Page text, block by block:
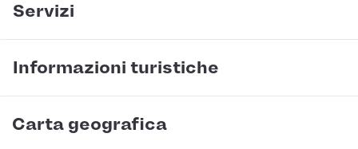
Servizi
Informazioni turistiche
Carta geografica